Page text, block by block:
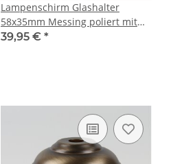
Lampenschirm Glashalter
58x35mm Messing poliert mit
E14 Fassung
39,95 € *